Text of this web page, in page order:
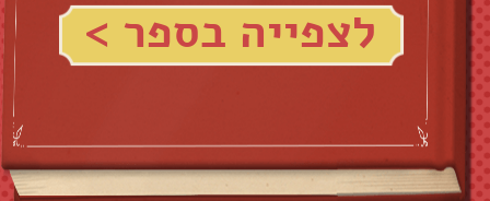
לצפייה בספר >